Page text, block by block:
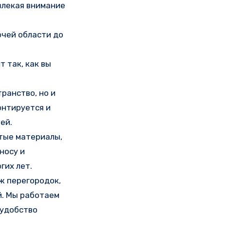
внимание
области до
так, как вы
но и
и
материалы,
и
лет.
перегородок,
Мы работаем